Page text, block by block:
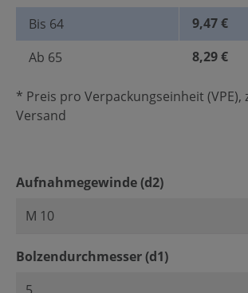
Bis 64
9,47 €
Ab 65 8,29 €
* Preis pro Verpackungseinheit (VPE),
Versand
Aufnahmegewinde (d2)auswählen
Bolzendurchmesser (d1)auswählen